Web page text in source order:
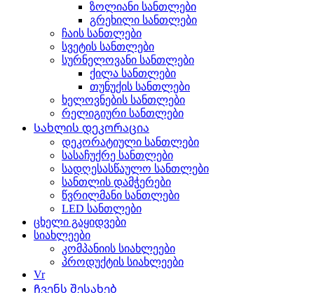
ზოლიანი სანთლები
გრეხილი სანთლები
ჩაის სანთლები
სვეტის სანთლები
სურნელოვანი სანთლები
ქილა სანთლები
თუნუქის სანთლები
ხელოვნების სანთლები
რელიგიური სანთლები
Სახლის დეკორაცია
დეკორატიული სანთლები
სასაჩუქრე სანთლები
სადღესასწაულო სანთლები
სანთლის დამჭერები
წვრილმანი სანთლები
LED სანთლები
ცხელი გაყიდვები
სიახლეები
კომპანიის სიახლეები
პროდუქტის სიახლეები
Vr
Ჩვენს შესახებ